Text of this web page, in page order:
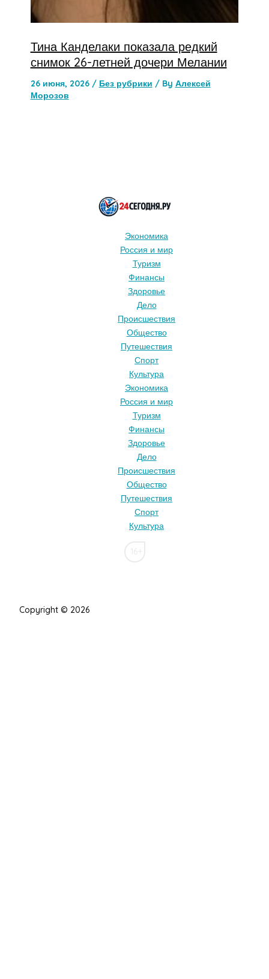
Тина Канделаки показала редкий
снимок 26-летней дочери Мелании
26 июня, 2026 / Без рубрики / By Алексей
Морозов
Экономика
Россия и мир
Туризм
Финансы
Здоровье
Дело
Происшествия
Общество
Путешествия
Спорт
Культура
Экономика
Россия и мир
Туризм
Финансы
Здоровье
Дело
Происшествия
Общество
Путешествия
Спорт
Культура
Copyright © 2026